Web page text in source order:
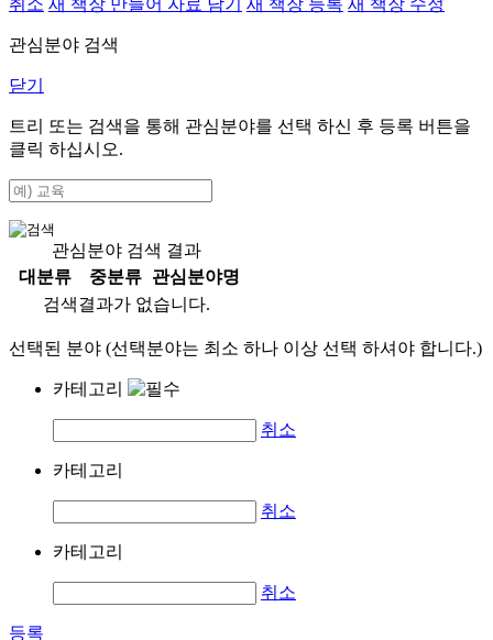
취소 새 책장 만들어 자료 담기 새 책장 등록 새 책장 수정
관심분야 검색
닫기
트리 또는 검색을 통해 관심분야를 선택 하신 후 등록 버튼을
클릭 하십시오.
관심분야 검색 결과
대분류
중분류
관심분야명
검색결과가 없습니다.
선택된 분야 (선택분야는 최소 하나 이상 선택 하셔야 합니다.)
카테고리
취소
카테고리
취소
카테고리
취소
등록